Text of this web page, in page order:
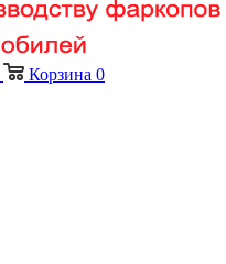
Корзина 0